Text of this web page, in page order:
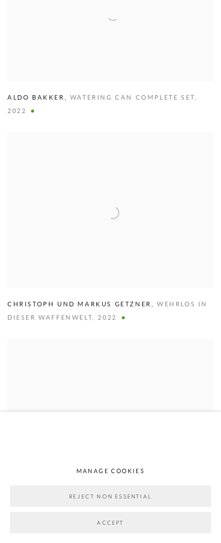
ALDO BAKKER WATERING CAN COMPLETE SET
2022
CHRISTOPH UND MARKUS GETZNER ,WEHRLOS IN
DIESER WAFFENWELT, 2022
MANAGE COOKIES
REJECT NON ESSENTIAL
ACCEPT